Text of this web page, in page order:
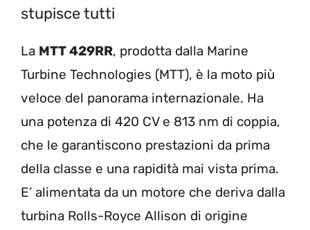
stupisce tutti
La MTT 429RR, prodotta dalla Marine
Turbine Technologies (MTT), è la moto più
veloce del panorama internazionale. Ha
una potenza di 420 CV e 813 nm di coppia,
che le garantiscono prestazioni da prima
della classe e una rapidità mai vista prima.
E’ alimentata da un motore che deriva dalla
turbina Rolls-Royce Allison di origine